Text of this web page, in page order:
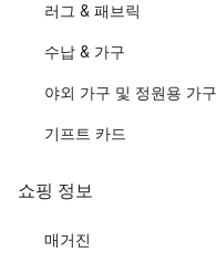
러그 & 패브릭
수납 & 가구
야외 가구 및 정원용 가구
기프트 카드
쇼핑 정보
매거진